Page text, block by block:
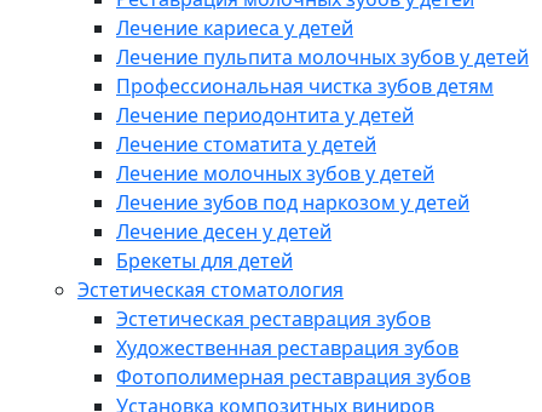
Лечение кариеса у детей
Лечение пульпита молочных зубов у детей
Профессиональная чистка зубов детям
Лечение периодонтита у детей
Лечение стоматита у детей
Лечение молочных зубов у детей
Лечение зубов под наркозом у детей
Лечение десен у детей
Брекеты для детей
Эстетическая стоматология
Эстетическая реставрация зубов
Художественная реставрация зубов
Фотополимерная реставрация зубов
Установка композитных виниров